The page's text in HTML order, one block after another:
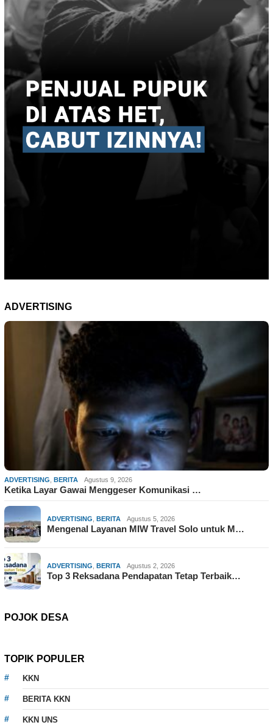
ADVERTISING
ADVERTISING, BERITA Agustus 9, 2026
Ketika Layar Gawai Menggeser Komunikasi …
ADVERTISING, BERITA Agustus 5, 2026
Mengenal Layanan MIW Travel Solo untuk M…
ADVERTISING, BERITA Agustus 2, 2026
Top 3 Reksadana Pendapatan Tetap Terbaik…
POJOK DESA
TOPIK POPULER
KKN
BERITA KKN
KKN UNS